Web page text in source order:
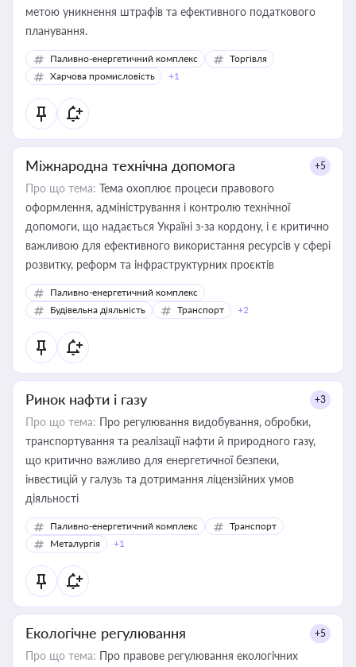
метою уникнення штрафів та ефективного податкового
планування.
Паливно-енергетичний комплекс
Торгівля
Харчова промисловість
+1
Міжнародна технічна допомога +5
Про що тема: Тема охоплює процеси правового
оформлення, адміністрування і контролю технічної
допомоги, що надається Україні з-за кордону, і є критично
важливою для ефективного використання ресурсів у сфері
розвитку, реформ та інфраструктурних проєктів
Паливно-енергетичний комплекс
Будівельна діяльність
Транспорт +2
Ринок нафти і газу +3
Про що тема: Про регулювання видобування, обробки,
транспортування та реалізації нафти й природного газу,
що критично важливо для енергетичної безпеки,
інвестицій у галузь та дотримання ліцензійних умов
діяльності
Паливно-енергетичний комплекс
Транспорт
Металургія
+1
Екологічне регулювання +5
Про що тема: Про правове регулювання екологічних